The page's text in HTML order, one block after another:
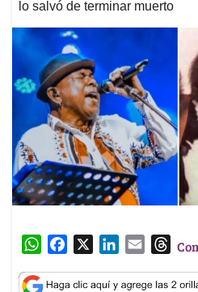
lo salvó de terminar muerto
W
a
c
n
a
T
r